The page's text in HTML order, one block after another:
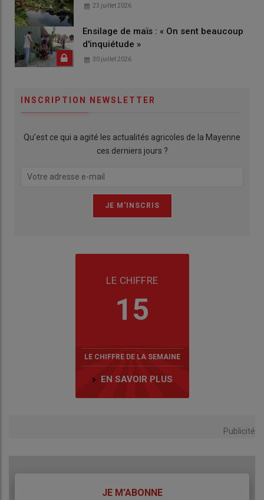
23 juillet 2026
Ensilage de maïs : « On sent beaucoup
d'inquiétude »
30 juillet 2026
INSCRIPTION NEWSLETTER
Qu’est ce qui a agité les actualités agricoles de la Mayenne
ces derniers jours ?
LE CHIFFRE
15
LE CHIFFRE DE LA SEMAINE
EN SAVOIR PLUS
Publicité
JE M'ABONNE